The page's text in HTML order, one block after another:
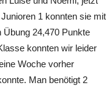
1 konnten sie mit
24,470 Punkte
konnten wir leider
Woche vorher
Man benötigt 2